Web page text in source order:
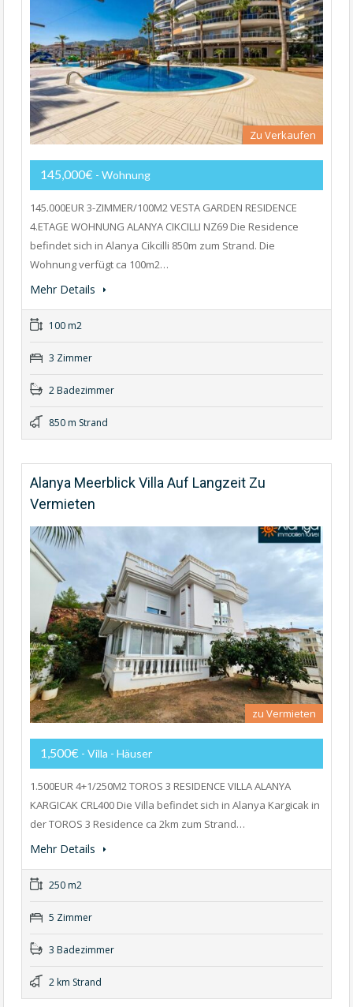
Zu Verkaufen
145,000€ - Wohnung
145.000EUR 3-ZIMMER/100M2 VESTA GARDEN RESIDENCE
4.ETAGE WOHNUNG ALANYA CIKCILLI NZ69 Die Residence
befindet sich in Alanya Cikcilli 850m zum Strand. Die
Wohnung verfügt ca 100m2…
Mehr Details
100 m2
3 Zimmer
2 Badezimmer
850 m Strand
Alanya Meerblick Villa Auf Langzeit Zu
Vermieten
zu Vermieten
1,500€ - Villa - Häuser
1.500EUR 4+1/250M2 TOROS 3 RESIDENCE VILLA ALANYA
KARGICAK CRL400 Die Villa befindet sich in Alanya Kargicak in
der TOROS 3 Residence ca 2km zum Strand…
Mehr Details
250 m2
5 Zimmer
3 Badezimmer
2 km Strand